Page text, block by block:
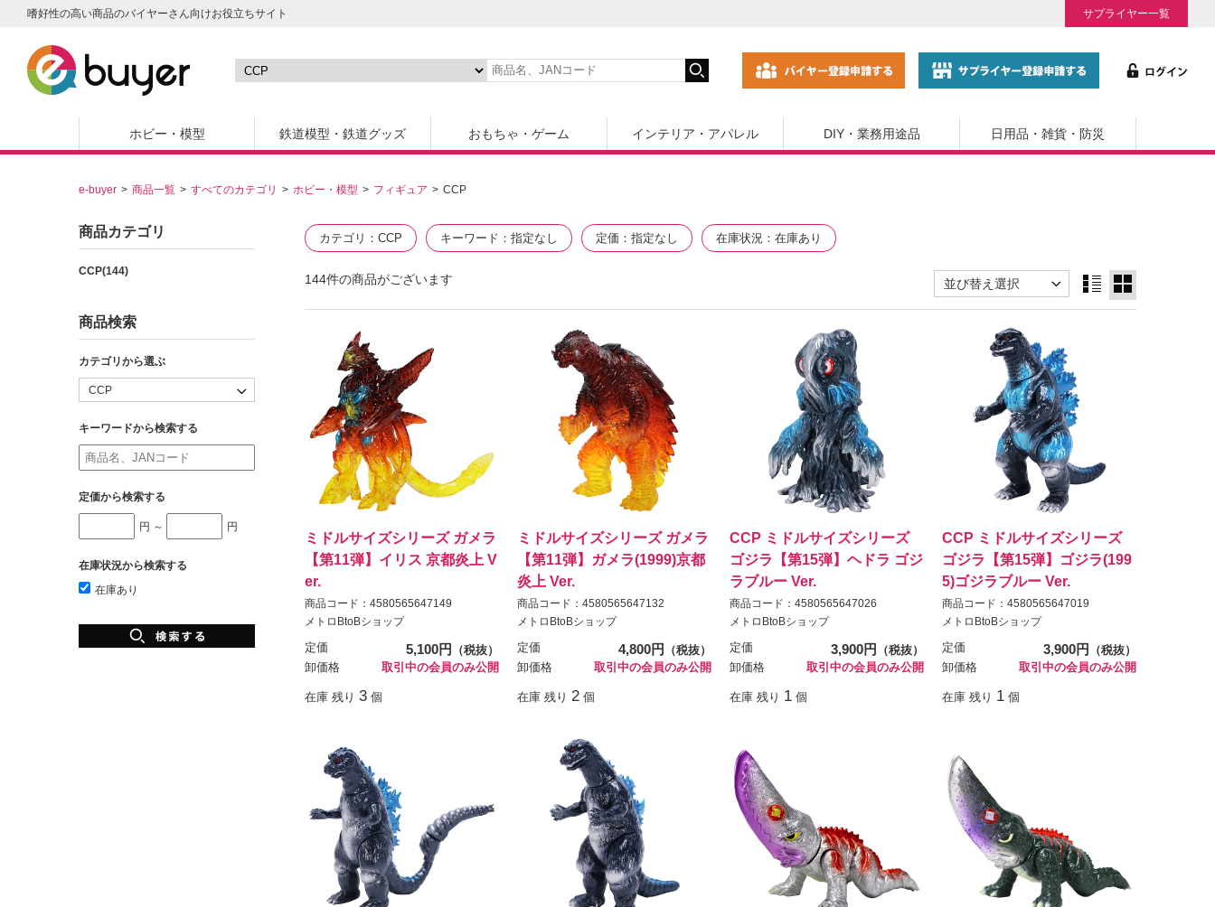
嗜好性の高い商品のバイヤーさん向けお役立ちサイト サプライヤー一覧
ホビー・模型 鉄道模型・鉄道グッズ おもちゃ・ゲーム インテリア・アパレル DIY・業務用途品 日用品・雑貨・防災
e-buyer 商品一覧 すべてのカテゴリ ホビー・模型 フィギュア CCP
カテゴリ CCP キーワード 指定なし 定価 指定なし 在庫状況 在庫あり
144件の商品がございます
ミドルサイズシリーズ ガメラ
【第11弾】イリス 京都炎上 V
er.
商品コード：4580565647149
メトロBtoBショップ
定価 5,100円
（税抜）
卸価格
取引中の会員のみ公開
在庫 残り 3 個
ミドルサイズシリーズ ガメラ
【第11弾】ガメラ(1999)京都
炎上 Ver.
商品コード：4580565647132
メトロBtoBショップ
定価 4,800円
（税抜）
卸価格
取引中の会員のみ公開
在庫 残り 2 個
CCP ミドルサイズシリーズ
ゴジラ【第15弾】ヘドラ ゴジ
ラブルー Ver.
商品コード：4580565647026
メトロBtoBショップ
定価 3,900円
（税抜）
卸価格
取引中の会員のみ公開
在庫 残り 1 個
CCP ミドルサイズシリーズ
ゴジラ【第15弾】ゴジラ(199
5)ゴジラブルー Ver.
商品コード：4580565647019
メトロBtoBショップ
定価 3,900円
（税抜）
卸価格
取引中の会員のみ公開
在庫 残り 1 個
商品カテゴリ
CCP(144)
商品検索
カテゴリから選ぶ
キーワードから検索する
定価から検索する
円 ～ 円
在庫状況から検索する
在庫あり